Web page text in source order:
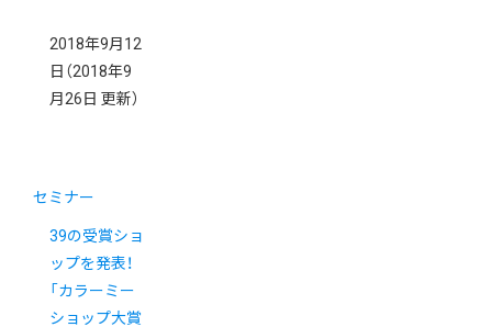
2018年9月12
日 （2018年9
月26日 更新）
セミナー
39の受賞ショ
ップを発表！
「カラーミー
ショップ大賞